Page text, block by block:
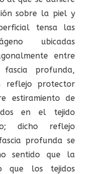
sobre la piel y
tensa las
ubicadas
entre
profunda,
reflejo protector
estiramiento de
en el tejido
dicho reflejo
profunda se
sentido que la
que los tejidos